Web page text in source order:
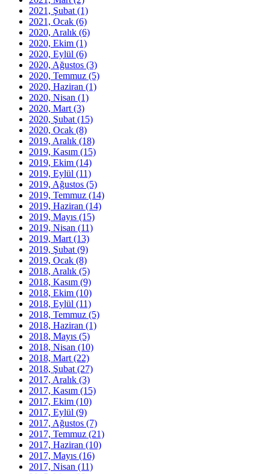
2021, Şubat (1)
2021, Ocak (6)
2020, Aralık (6)
2020, Ekim (1)
2020, Eylül (6)
2020, Ağustos (3)
2020, Temmuz (5)
2020, Haziran (1)
2020, Nisan (1)
2020, Mart (3)
2020, Şubat (15)
2020, Ocak (8)
2019, Aralık (18)
2019, Kasım (15)
2019, Ekim (14)
2019, Eylül (11)
2019, Ağustos (5)
2019, Temmuz (14)
2019, Haziran (14)
2019, Mayıs (15)
2019, Nisan (11)
2019, Mart (13)
2019, Şubat (9)
2019, Ocak (8)
2018, Aralık (5)
2018, Kasım (9)
2018, Ekim (10)
2018, Eylül (11)
2018, Temmuz (5)
2018, Haziran (1)
2018, Mayıs (5)
2018, Nisan (10)
2018, Mart (22)
2018, Şubat (27)
2017, Aralık (3)
2017, Kasım (15)
2017, Ekim (10)
2017, Eylül (9)
2017, Ağustos (7)
2017, Temmuz (21)
2017, Haziran (10)
2017, Mayıs (16)
2017, Nisan (11)